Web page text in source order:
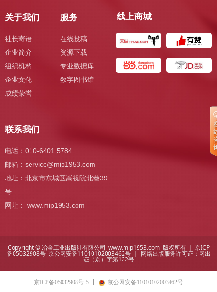
关于我们
社长寄语
企业简介
组织机构
企业文化
成绩荣誉
服务
在线投稿
资源下载
专业数据库
数字图书馆
线上商城
联系我们
电话：010-6401 5784
邮箱： service@mip1953.com
地址：北京市东城区嵩祝院北巷39
号
网址： www.mip1953.com
Copyright © 冶金工业出版社有限公司 www.mip1953.com 版权所有 ｜ 京ICP
备05032908号京公网安备11010102003462号 ｜ 网络出版服务许可证： 网出
证（京）字第122号
京ICP备05032908号-5 京公网安备11010102003462号